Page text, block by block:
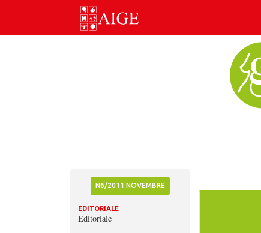
Skip
N6/2011 NOVEMBRE
EDITORIALE
Editoriale